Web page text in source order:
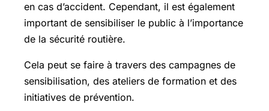
en cas d’accident. Cependant, il est également
important de sensibiliser le public à l’importance
de la sécurité routière.
Cela peut se faire à travers des campagnes de
sensibilisation, des ateliers de formation et des
initiatives de prévention.